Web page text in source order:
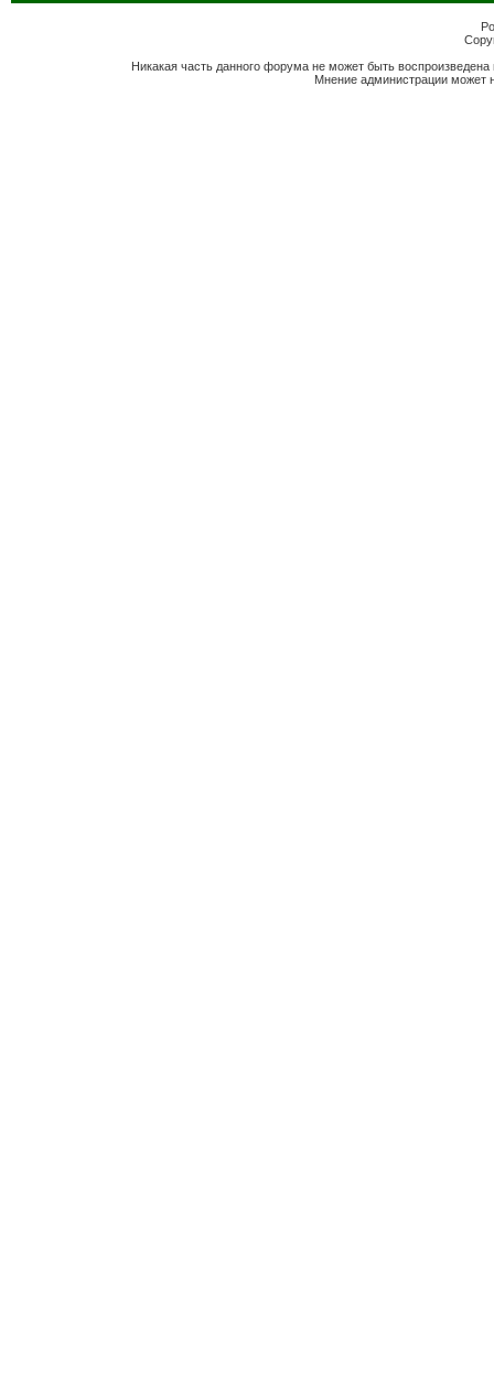
Никакая часть данного форума не может быть
Мнение администрации может